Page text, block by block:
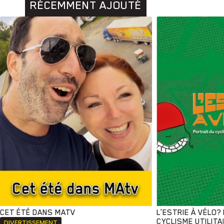
Animaux
Histoires
RÉCEMMENT AJOUTÉ
CET ÉTÉ DANS MATV
L’ESTRIE À
CYCLISME